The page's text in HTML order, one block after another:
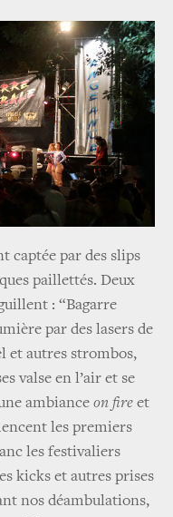
captée par des slips
paillettés. Deux
: “Bagarre
par des lasers de
et autres strombos,
valse en l’air et se
ambiance on fire et
les premiers
les festivaliers
kicks et autres prises
nos déambulations,